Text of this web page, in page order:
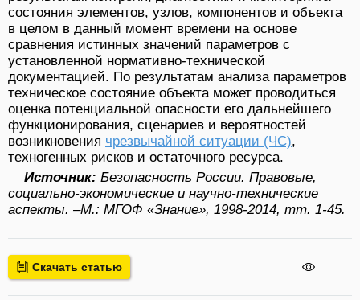
состояния элементов, узлов, компонентов и объекта
в целом в данный момент времени на основе
сравнения истинных значений параметров с
установленной нормативно-технической
документацией. По результатам анализа параметров
техническое состояние объекта может проводиться
оценка потенциальной опасности его дальнейшего
функционирования, сценариев и вероятностей
возникновения чрезвычайной ситуации (ЧС),
техногенных рисков и остаточного ресурса.
Источник: Безопасность России. Правовые,
социально-экономические и научно-технические
аспекты. –М.: МГОФ «Знание», 1998-2014, тт. 1-45.
Скачать статью